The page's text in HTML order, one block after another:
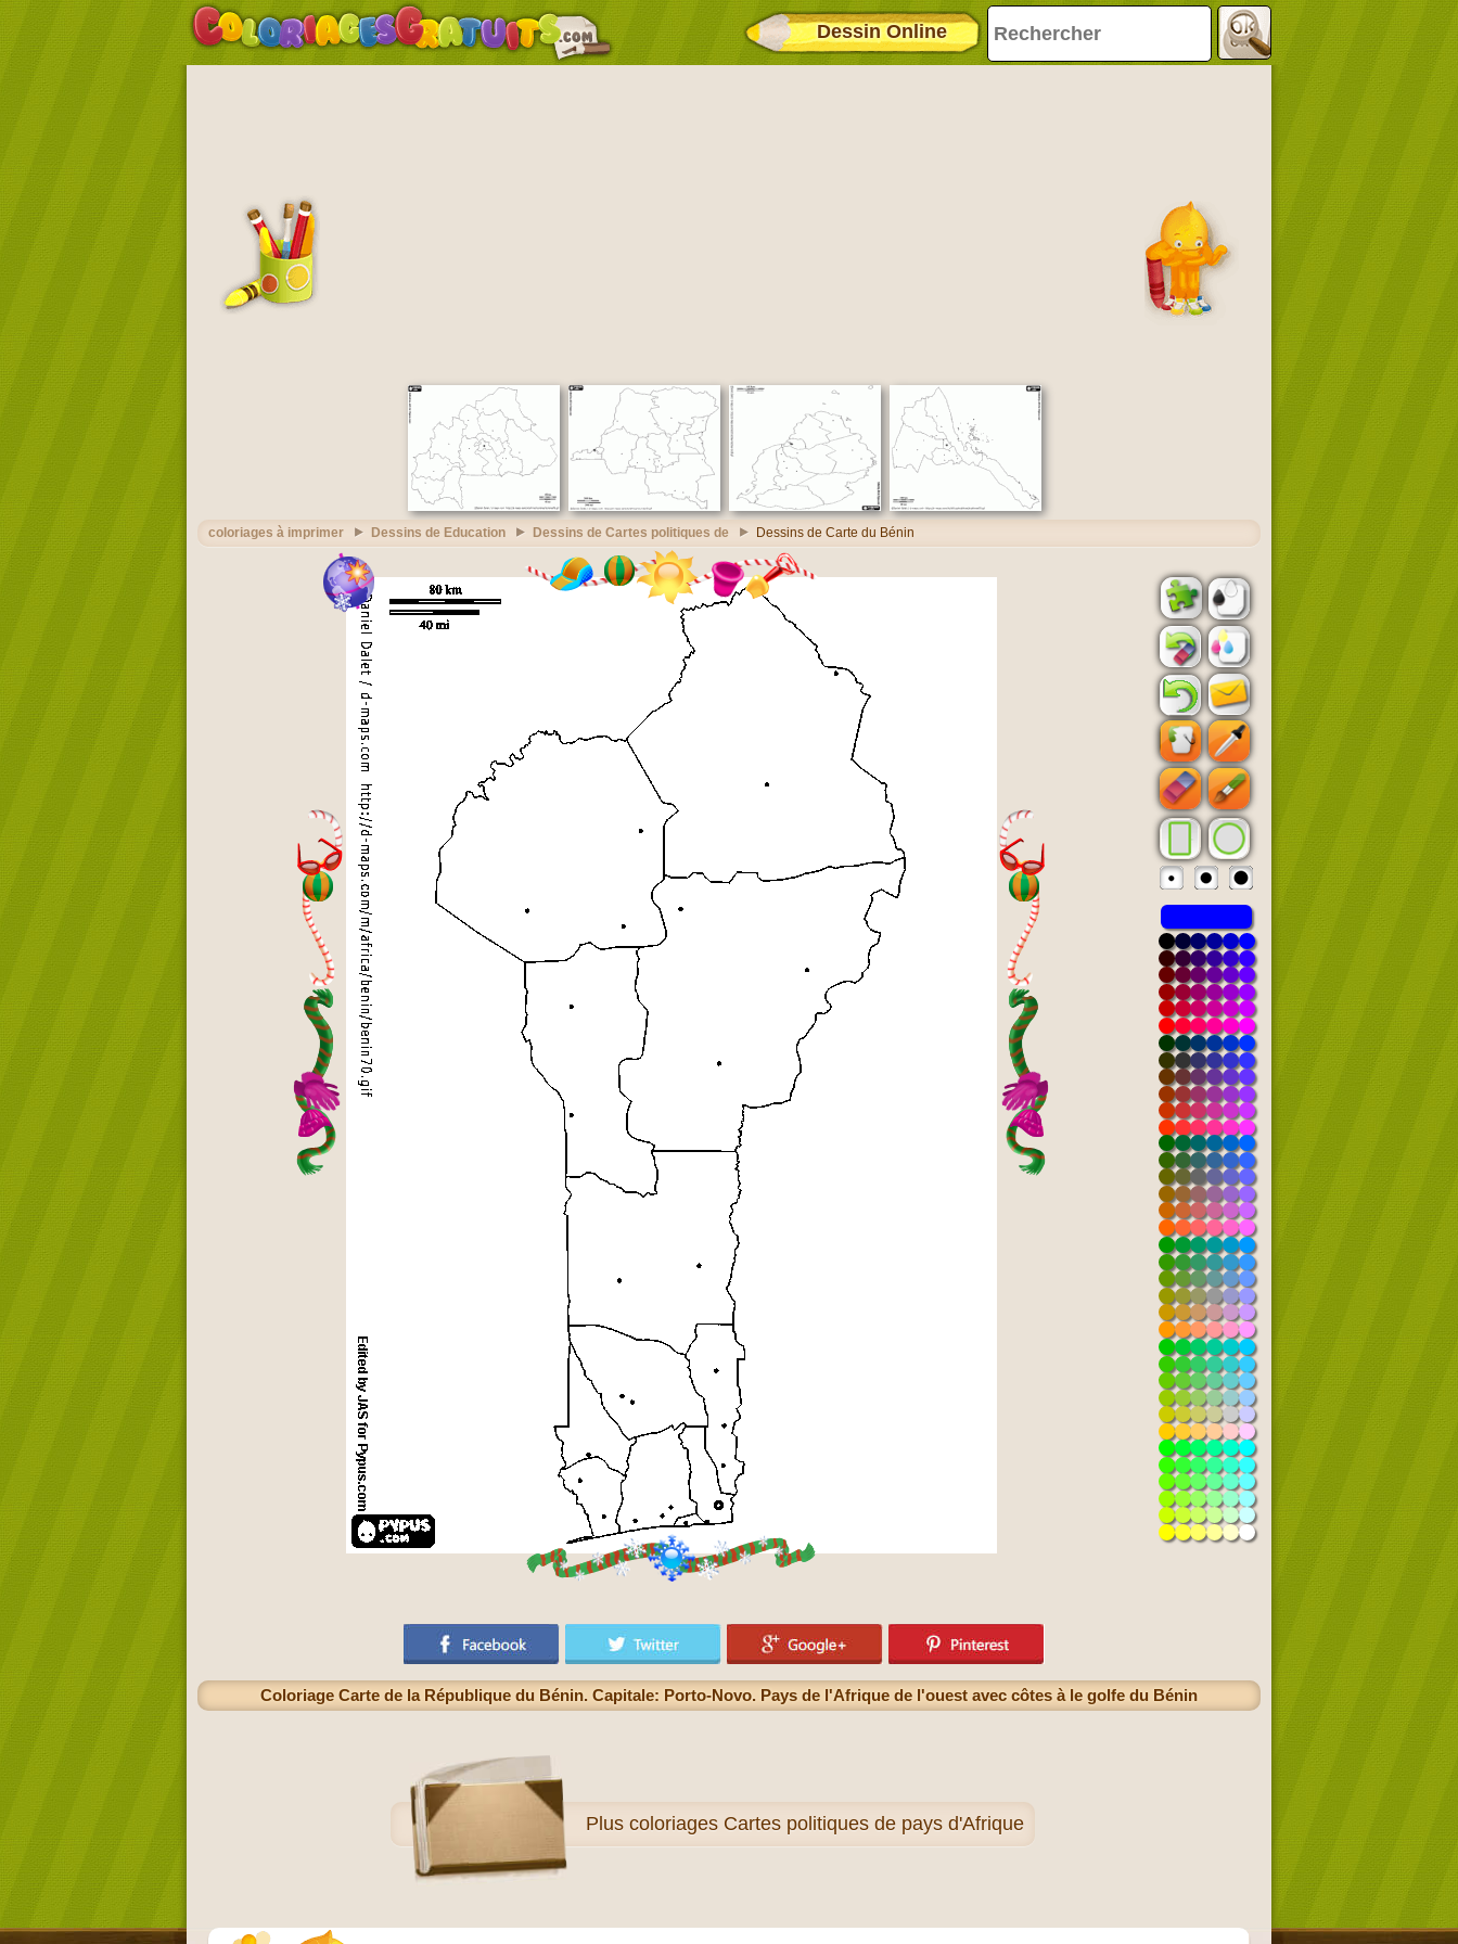
Dessin Online
coloriages à imprimer Dessins de Education Dessins de Cartes politiques de Dessins de Carte du Bénin
Coloriage Carte de la République du Bénin. Capitale: Porto-Novo. Pays de l'Afrique de l'ouest avec côtes à le golfe du Bénin
Plus coloriages Cartes politiques de pays d'Afrique